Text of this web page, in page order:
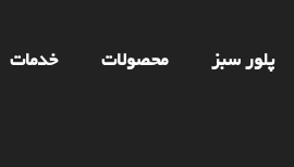
پلور سبز محصولات خدمات